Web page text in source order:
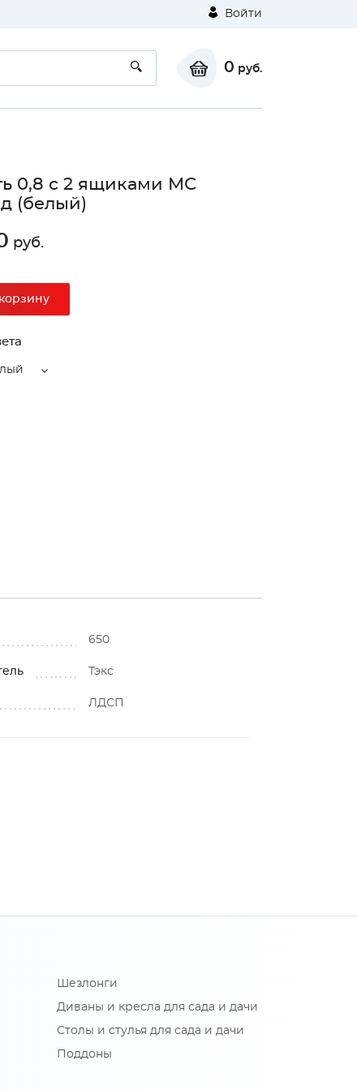
Войти
0 руб.
⚠
0,8 с 2 ящиками МС
(белый)
руб.
650
Тэкс
ЛДСП
Шезлонги
Диваны и кресла для сада и дачи
Столы и стулья для сада и дачи
Поддоны